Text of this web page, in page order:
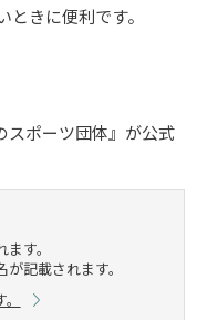
きに便利です。
スポーツ団体』が公式
す。
記載されます。